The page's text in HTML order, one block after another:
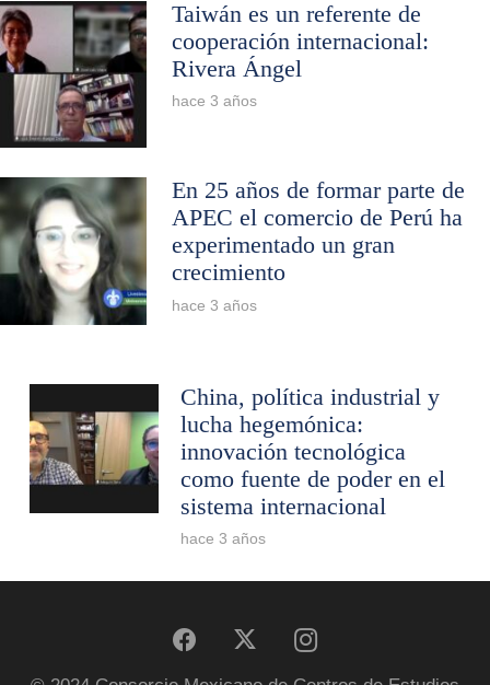
Taiwán es un referente de
cooperación internacional:
Rivera Ángel
hace 3 años
En 25 años de formar parte de
APEC el comercio de Perú ha
experimentado un gran
crecimiento
hace 3 años
China, política industrial y
lucha hegemónica:
innovación tecnológica
como fuente de poder en el
sistema internacional
hace 3 años